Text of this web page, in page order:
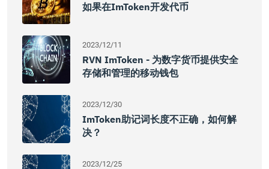
如果在imToken开发代币
2023/12/11
RVN ImToken - 为数字货币提供安全
存储和管理的移动钱包
2023/12/30
ImToken助记词长度不正确，如何解
决？
2023/12/25